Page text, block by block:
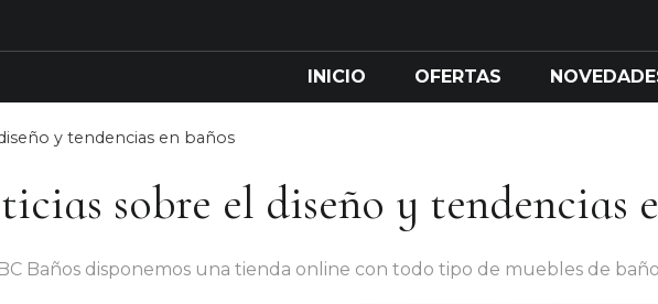
INICIO OFERTAS
y tendencias en baños
sobre el diseño y tendencias
Baños disponemos una tienda online con todo tipo de muebles de